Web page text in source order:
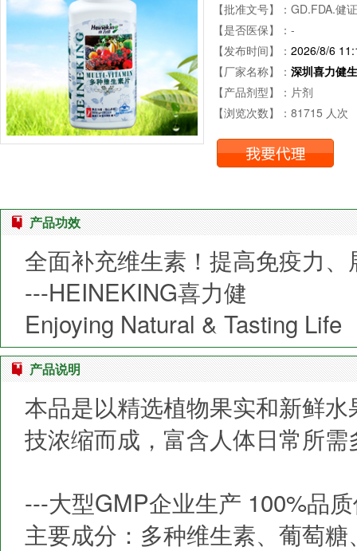
【批准文号】：GD.FDA.健
【是否医保】：-
【发布时间】： 2026/8/6
【厂家名称】： 深圳喜力健
【产品剂型】：片剂
【浏览次数】：81715 人次
产品功效
全面补充维生素！提高免疫力
---HEINEKING喜力健
Enjoying Natural & Tasting Life
产品说明
本品是以精选植物果实和新鲜
技浓缩而成，富含人体日常所
---大型GMP企业生产 100%品
主要成分：多种维生素、葡萄